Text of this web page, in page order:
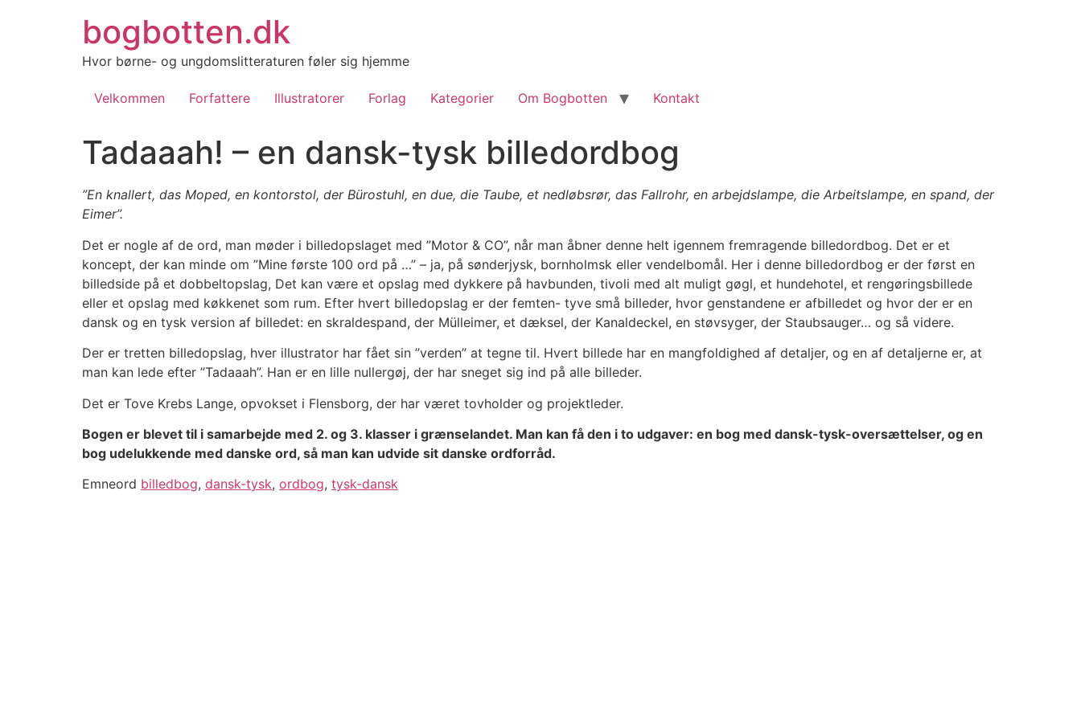
bogbotten.dk
Hvor børne- og ungdomslitteraturen føler sig hjemme
Velkommen Forfattere Illustratorer Forlag Kategorier Om Bogbotten Kontakt
Tadaaah! – en dansk-tysk billedordbog
”En knallert, das Moped, en kontorstol, der Bürostuhl, en due, die Taube, et nedløbsrør, das Fallrohr, en arbejdslampe, die Arbeitslampe, en spand, der
Eimer”.
Det er nogle af de ord, man møder i billedopslaget med ”Motor & CO”, når man åbner denne helt igennem fremragende billedordbog. Det er et
koncept, der kan minde om ”Mine første 100 ord på …” – ja, på sønderjysk, bornholmsk eller vendelbomål. Her i denne billedordbog er der først en
billedside på et dobbeltopslag, Det kan være et opslag med dykkere på havbunden, tivoli med alt muligt gøgl, et hundehotel, et rengøringsbillede
eller et opslag med køkkenet som rum. Efter hvert billedopslag er der femten- tyve små billeder, hvor genstandene er afbilledet og hvor der er en
dansk og en tysk version af billedet: en skraldespand, der Mülleimer, et dæksel, der Kanaldeckel, en støvsyger, der Staubsauger… og så videre.
Der er tretten billedopslag, hver illustrator har fået sin ”verden” at tegne til. Hvert billede har en mangfoldighed af detaljer, og en af detaljerne er, at
man kan lede efter ”Tadaaah”. Han er en lille nullergøj, der har sneget sig ind på alle billeder.
Det er Tove Krebs Lange, opvokset i Flensborg, der har været tovholder og projektleder.
Bogen er blevet til i samarbejde med 2. og 3. klasser i grænselandet. Man kan få den i to udgaver: en bog med dansk-tysk-oversættelser, og en
bog udelukkende med danske ord, så man kan udvide sit danske ordforråd.
Emneord billedbog, dansk-tysk, ordbog, tysk-dansk